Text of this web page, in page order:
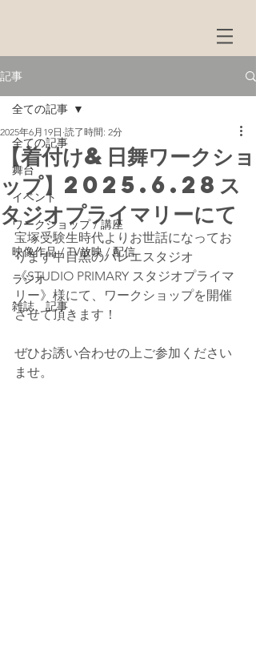
記事
全ての記事
舞台
イベント
ワークショップ / 講座
映像作品 / TV放映 / 配信
ラジオ
雑誌、記事
全ての記事
【着付け&日舞ワークショ
ップ】2025.6.28ス
タジオプライマリーにて
2025年6月19日 読了時間: 2分
宝塚受験生時代よりお世話になってお
ります中目黒のバレエスタジオ
《STUDIO PRIMARY スタジオプライマ
リー》様にて、ワークショップを開催
させて頂きます！
ぜひお誘い合わせの上ご参加ください
ませ。